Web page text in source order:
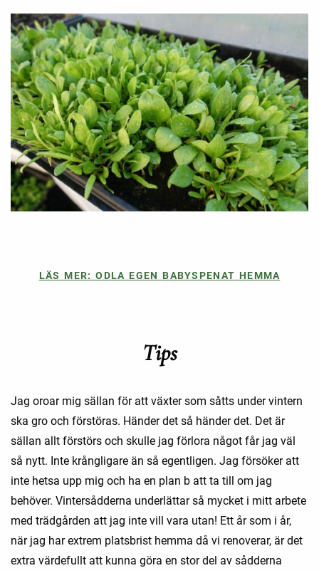
LÄS MER: ODLA EGEN BABYSPENAT HEMMA
Tips
Jag oroar mig sällan för att växter som såtts under vintern
ska gro och förstöras. Händer det så händer det. Det är
sällan allt förstörs och skulle jag förlora något får jag väl
så nytt. Inte krångligare än så egentligen. Jag försöker att
inte hetsa upp mig och ha en plan b att ta till om jag
behöver. Vintersådderna underlättar så mycket i mitt arbete
med trädgården att jag inte vill vara utan! Ett år som i år,
när jag har extrem platsbrist hemma då vi renoverar, är det
extra värdefullt att kunna göra en stor del av sådderna